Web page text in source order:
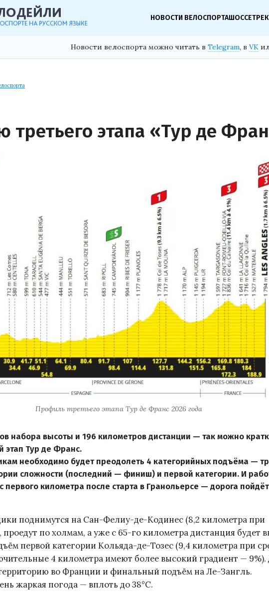
НОВОСТИ ВЕЛОСПОРТАШОССЕТРЕК
Новости велоспорта можно читать в Telegram, в VK
третьего этапа «Тур де
Профиль третьего этапа Тур де Франс 2026 года
набора высоты и 196 километров дистанции — так можно
этап Тур де Франс.
необходимо будет преодолеть 4 категорийных подъёма —
сложности (последний — финиш) и первой категории. И
первого километра после старта в Гранольерсе — дорога пойдёт
поднимутся на Сан-Фелиу-де-Кодинес (8,2 километра при
проедут по холмам, а уже с 65-го километра дистанция будет
первой категории Кольяда-де-Тозес (9,4 километра при
4 километра имеют более высокий градиент — 9%).
во Франции и финальный подъём на Ле-Зангль.
жаркая погода — вплоть до 38°C.